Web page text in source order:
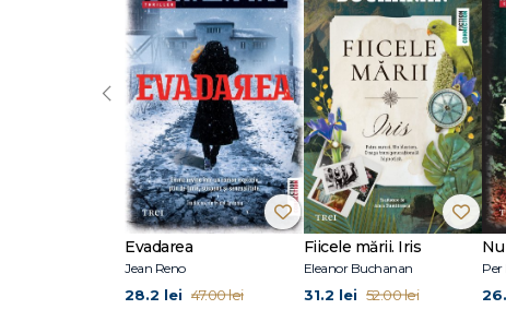
Primul ei roman, Pretend I’m Dead (2018), a fost
selectat pentru Bollinger Everyman Wodehouse Prize,
Evadarea
Jean Reno
28.2 lei 47.00 lei
Fiicele mării. Iris
Eleanor Buchanan
31.2 lei 52.00 lei
‹